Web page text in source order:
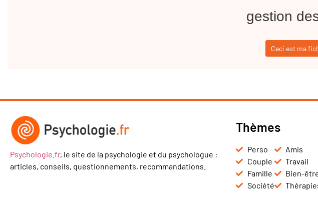
gestion
Ceci est ma
Psychologie.fr, le site de la psychologie et du psychologue :
articles, conseils, questionnements, recommandations.
Thèmes
Perso
Couple
Famille
Société
Amis
Travail
Bien-